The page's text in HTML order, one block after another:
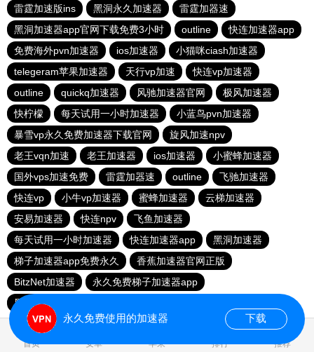
雷霆加速版ins
黑洞永久加速器
雷霆加器速
黑洞加速器app官网下载免费3小时
outline
快连加速器app
免费海外pvn加速器
ios加速器
小猫咪ciash加速器
telegeram苹果加速器
天行vp加速
快连vp加速器
outline
quickq加速器 风驰加速器官网
极风加速器
快柠檬
每天试用一小时加速器
小蓝鸟pvn加速器
暴雪vp永久免费加速器下载官网
旋风加速npv
老王vqn加速
老王加速器 ios加速器
小蜜蜂加速器
国外vps加速免费
雷霆加器速 outline
飞驰加速器
快连vp
小牛vp加速器 蜜蜂加速器
云梯加速器
安易加速器
快连npv
飞鱼加速器
每天试用一小时加速器
快连加速器app
黑洞加速器
梯子加速器app免费永久
香蕉加速器官网正版
BitzNet加速器
永久免费梯子加速器app
黑洞海外npv加速梯子
首页 安卓 苹果 排行 推荐
永久免费使用的加速器 下载
0.020429s